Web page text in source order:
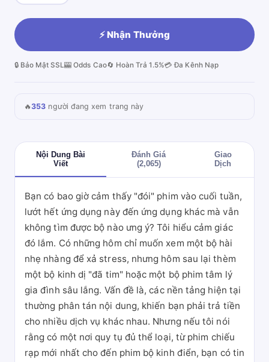
⚡ Nhận Thưởng
🔒 Bảo Mật SSL🎰 Odds Cao🔄 Hoàn Trả 1.5%💳 Đa Kênh Nạp
🔥353 người đang xem trang này
Nội Dung Bài
Viết
Đánh Giá
(2,065)
Giao
Dịch
Bạn có bao giờ cảm thấy "đói" phim vào cuối tuần,
lướt hết ứng dụng này đến ứng dụng khác mà vẫn
không tìm được bộ nào ưng ý? Tôi hiểu cảm giác
đó lắm. Có những hôm chỉ muốn xem một bộ hài
nhẹ nhàng để xả stress, nhưng hôm sau lại thèm
một bộ kinh dị "đã tim" hoặc một bộ phim tâm lý
gia đình sâu lắng. Vấn đề là, các nền tảng hiện tại
thường phân tán nội dung, khiến bạn phải trả tiền
cho nhiều dịch vụ khác nhau. Nhưng nếu tôi nói
rằng có một nơi quy tụ đủ thể loại, từ phim chiếu
rạp mới nhất cho đến phim bộ kinh điển, bạn có tin